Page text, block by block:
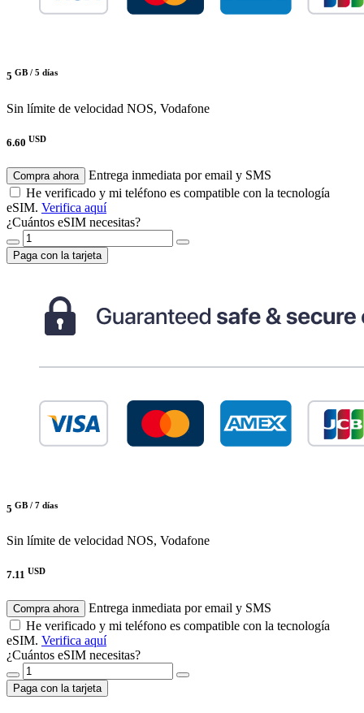
5 GB / 5 días
Sin límite de velocidad NOS, Vodafone
6.60 USD
Compra ahora
Entrega inmediata por email y SMS
He verificado y mi teléfono es compatible con la tecnología
eSIM. Verifica aquí
¿Cuántos eSIM necesitas?
Paga con la tarjeta
5 GB / 7 días
Sin límite de velocidad NOS, Vodafone
7.11 USD
Compra ahora
Entrega inmediata por email y SMS
He verificado y mi teléfono es compatible con la tecnología
eSIM. Verifica aquí
¿Cuántos eSIM necesitas?
Paga con la tarjeta